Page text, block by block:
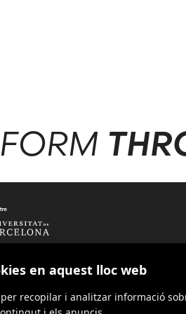
en aquest lloc web
recopilar i analitzar informació